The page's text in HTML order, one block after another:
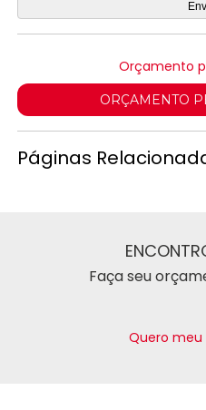
Orçamento
ORÇAMENTO
Páginas
Faça seu
Quero